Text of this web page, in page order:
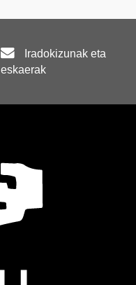
Iradokizunak eta
eskaerak